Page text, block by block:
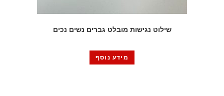
שילוט נגישות מובלט גברים נשים נכים
מידע נוסף